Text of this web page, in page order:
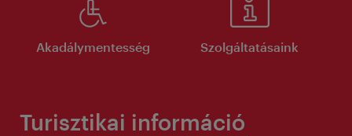
Akadálymentesség Szolgáltatásaink
Turisztikai információ